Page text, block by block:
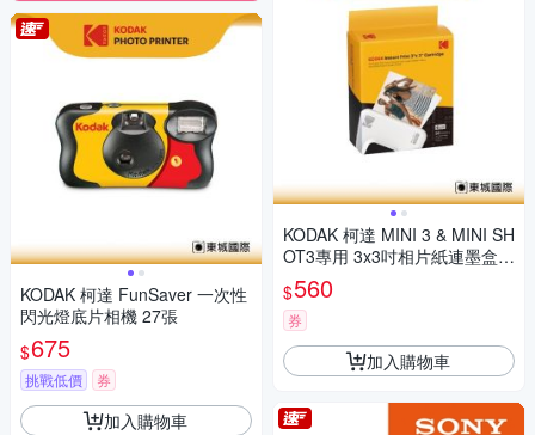
KODAK 柯達 FunSaver 一次性
閃光燈底片相機 27張
$675
挑戰低價 券
加入購物車
KODAK 柯達 MINI 3 & MINI SH
OT3專用 3x3吋相片紙連墨盒(3
0張) 公司貨
$560
券
加入購物車